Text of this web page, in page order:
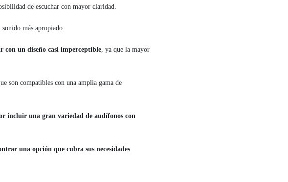
de escuchar con mayor claridad.
más apropiado.
con un diseño casi imperceptible, ya que la mayor
son compatibles con una amplia gama de
incluir una gran variedad de audífonos con
una opción que cubra sus necesidades